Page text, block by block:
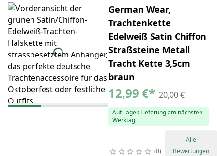
German Wear,
Trachtenkette
Edelweiß Satin Chiffon
Straßsteine Metall
Tracht Kette 3,5cm
braun
12,99 €* 20,00 €
Auf Lager. Lieferung am nächsten
Werktag
0
Alle
Bewertungen